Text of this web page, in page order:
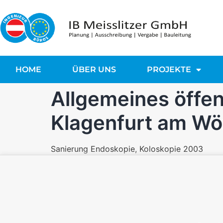
HOME ÜBER UNS PROJEKTE
Allgemeines
Klagenfurt am
Sanierung Endoskopie, Koloskopie 2003